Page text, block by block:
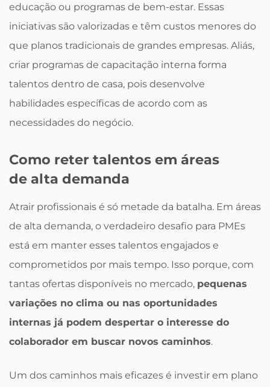
educação ou programas de bem-estar. Essas
iniciativas são valorizadas e têm custos menores do
que planos tradicionais de grandes empresas. Aliás,
criar programas de capacitação interna forma
talentos dentro de casa, pois desenvolve
habilidades específicas de acordo com as
necessidades do negócio.
Como reter talentos em áreas
de alta demanda
Atrair profissionais é só metade da batalha. Em áreas
de alta demanda, o verdadeiro desafio para PMEs
está em manter esses talentos engajados e
comprometidos por mais tempo. Isso porque, com
tantas ofertas disponíveis no mercado, pequenas
variações no clima ou nas oportunidades
internas já podem despertar o interesse do
colaborador em buscar novos caminhos.
Um dos caminhos mais eficazes é investir em plano